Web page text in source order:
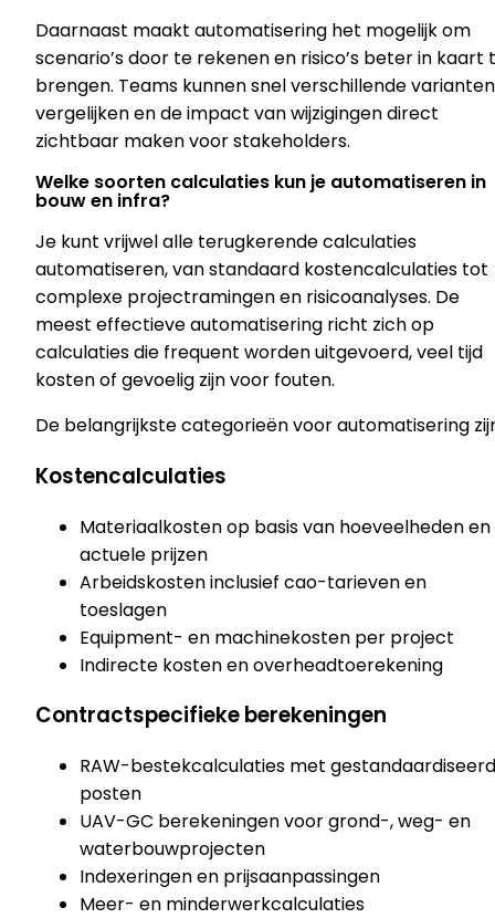
Daarnaast maakt automatisering het mogelijk om
scenario’s door te rekenen en risico’s beter in kaart
brengen. Teams kunnen snel verschillende varianten
vergelijken en de impact van wijzigingen direct
zichtbaar maken voor stakeholders.
Welke soorten calculaties kun je automatiseren in
bouw en infra?
Je kunt vrijwel alle terugkerende calculaties
automatiseren, van standaard kostencalculaties tot
complexe projectramingen en risicoanalyses. De
meest effectieve automatisering richt zich op
calculaties die frequent worden uitgevoerd, veel tijd
kosten of gevoelig zijn voor fouten.
De belangrijkste categorieën voor automatisering
Kostencalculaties
Materiaalkosten op basis van hoeveelheden en
actuele prijzen
Arbeidskosten inclusief cao-tarieven en
toeslagen
Equipment- en machinekosten per project
Indirecte kosten en overheadtoerekening
Contractspecifieke berekeningen
RAW-bestekcalculaties met
posten
UAV-GC berekeningen voor grond-, weg- en
waterbouwprojecten
Indexeringen en prijsaanpassingen
Meer- en minderwerkcalculaties